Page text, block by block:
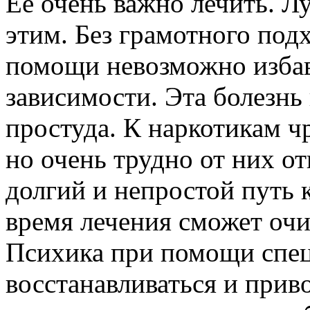
этим. Без грамотного
помощи невозможно
зависимости. Эта
простуда. К наркотикам
но очень трудно от них
долгий и непростой путь
время лечения сможет
Психика при помощи
восстанавливаться и